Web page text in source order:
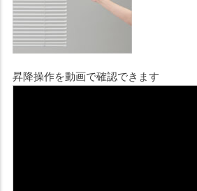
昇降操作を動画で確認できます